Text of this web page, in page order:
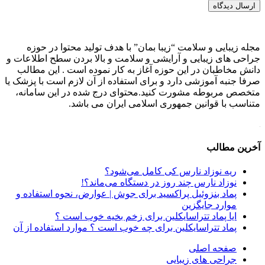
ارسال دیدگاه
مجله زیبایی و سلامت “زیبا بمان” با هدف تولید محتوا در حوزه
جراحی های زیبایی و آرایشی و سلامت و بالا بردن سطح اطلاعات و
دانش مخاطبان در این حوزه آغاز به کار نموده است . این مطالب
صرفا جنبه آموزشی دارد و برای استفاده از آن لازم است با پزشک یا
متخصص مربوطه مشورت کنید.محتوای درج شده در این سامانه،
متناسب با قوانین جمهوری اسلامی ایران می باشد.
آخرین مطالب
ریه نوزاد نارس کی کامل می‌شود؟
نوزاد نارس چند روز در دستگاه می‌ماند؟!
پماد بنزوئیل پراکسید برای جوش | عوارض، نحوه استفاده و
موارد جایگزین
ایا پماد تتراسایکلین برای زخم بخیه خوب است ؟
پماد تتراسایکلین برای چه خوب است ؟ موارد استفاده از آن
صفحه اصلی
جراحی های زیبایی